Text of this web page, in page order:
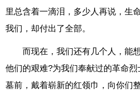
里总含着一滴泪，多少人再说，生
我们，却付出了全部。
而现在，我们还有几个人，能
他们的艰难?为我们奉献过的革命
墓前，戴着崭新的红领巾，向你们